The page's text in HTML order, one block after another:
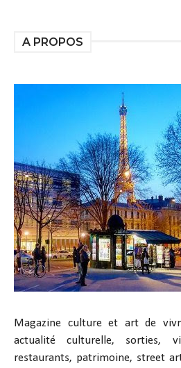
A PROPOS
Magazine culture et art de
actualité culturelle, sorties,
restaurants, patrimoine, street